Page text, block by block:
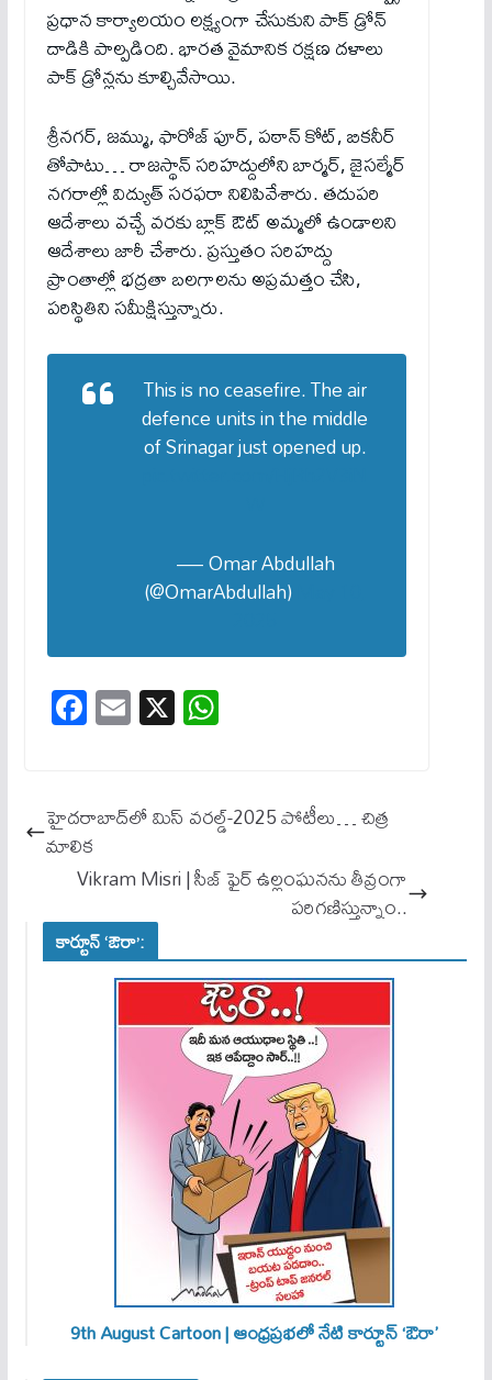
ప్రధాన కార్యాలయం లక్ష్యంగా చేసుకుని పాక్ డ్రోన్
దాడికి పాల్ప‌డింది. భారత వైమానిక రక్షణ దళాలు
పాక్ డ్రోన్లను కూల్చివేసాయి.
శ్రీన‌గర్, జ‌మ్ము, ఫారోజ్ పూర్, ప‌ఠాన్ కోట్, బిక‌నీర్
తోపాటు… రాజస్థాన్ సరిహద్దులోని బార్మర్, జైసల్మేర్
నగరాల్లో విద్యుత్ సరఫరా నిలిపివేశారు. త‌దుప‌రి
ఆదేశాలు వ‌చ్చే వ‌ర‌కు బ్లాక్ ఔట్ అమ్మ‌లో ఉండాల‌ని
ఆదేశాలు జారీ చేశారు. ప్ర‌స్తుతం సరిహద్దు
ప్రాంతాల్లో భద్రతా బలగాలను అప్రమత్తం చేసి,
పరిస్థితిని సమీక్షిస్తున్నారు.
This is no ceasefire. The air
defence units in the middle
of Srinagar just opened up.
— Omar Abdullah
(@OmarAbdullah)
Fa
ce
ok
E
m
X W
ha
A
pp
హైదరాబాద్‌లో మిస్‌ వరల్డ్‌-2025 పోటీలు… చిత్ర
మాలిక
Vikram Misri | సీజ్ ఫైర్ ఉల్లంఘ‌నను తీవ్రంగా
ప‌రిగ‌ణిస్తున్నాం..
కార్టూన్ ‘ఔరా’:
9th August Cartoon | ఆంధ్రప్రభలో నేటి కార్టూన్ ‘ఔరా’